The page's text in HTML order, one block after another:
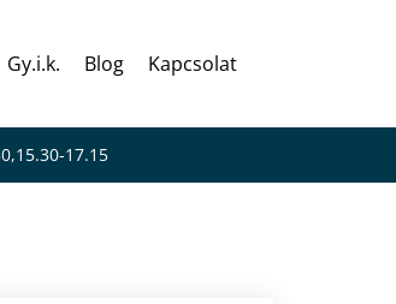
Gy.i.k. Blog Kapcsolat
17.15